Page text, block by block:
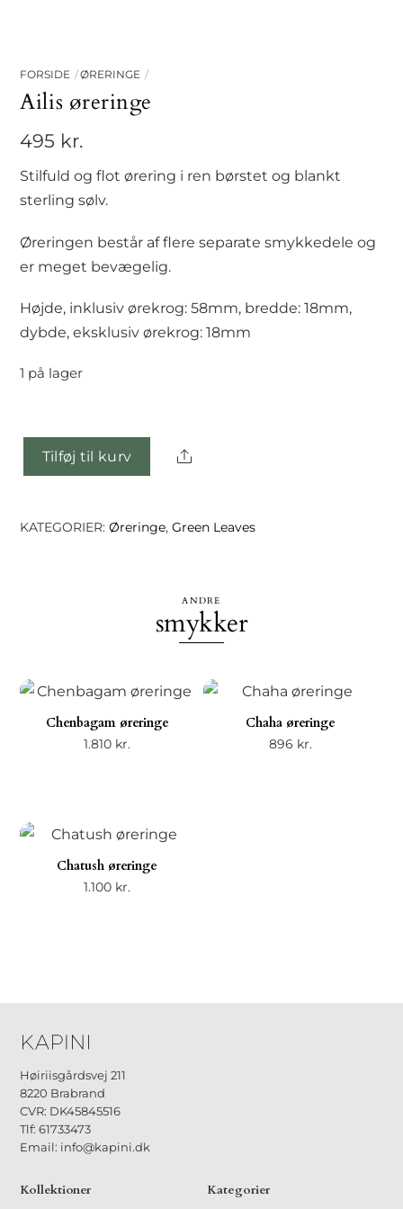
FORSIDE ØRERINGE
Ailis øreringe
495 kr.
Stilfuld og flot ørering i ren børstet og blankt
sterling sølv.
Øreringen består af flere separate smykkedele og
er meget bevægelig.
Højde, inklusiv ørekrog: 58mm, bredde: 18mm,
dybde, eksklusiv ørekrog: 18mm
1 på lager
Tilføj til kurv Share
KATEGORIER:Øreringe,Green Leaves
ANDRE
smykker
Chenbagam øreringe
1.810 kr.
Chaha øreringe
896 kr.
Chatush øreringe
1.100 kr.
Høiriisgårdsvej 211
8220 Brabrand
CVR: DK45845516
Tlf: 61733473
Email: info@kapini.dk
Kollektioner Kategorier